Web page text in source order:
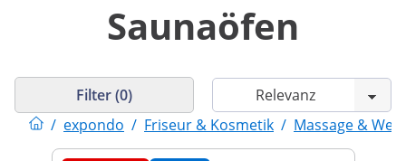
Saunaöfen
/ expondo / Friseur & Kosmetik / Massage &
Filter (0)